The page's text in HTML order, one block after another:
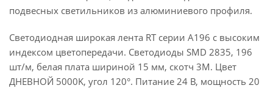
подвесных светильников из алюминиевого профиля.
Светодиодная широкая лента RT серии A196 с высоким
индексом цветопередачи. Светодиоды SMD 2835, 196
шт/м, белая плата шириной 15 мм, скотч 3М. Цвет
ДНЕВНОЙ 5000K, угол 120°. Питание 24 В, мощность 20